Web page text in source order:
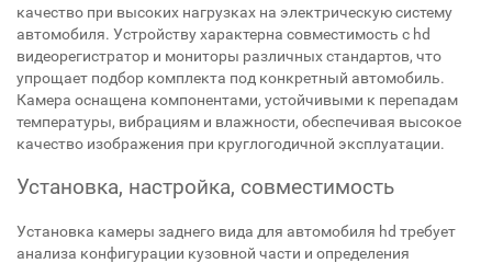
качество при высоких нагрузках на электрическую систему
автомобиля. Устройству характерна совместимость с hd
видеорегистратор и мониторы различных стандартов, что
упрощает подбор комплекта под конкретный автомобиль.
Камера оснащена компонентами, устойчивыми к перепадам
температуры, вибрациям и влажности, обеспечивая высокое
качество изображения при круглогодичной эксплуатации.
Установка, настройка, совместимость
Установка камеры заднего вида для автомобиля hd требует
анализа конфигурации кузовной части и определения